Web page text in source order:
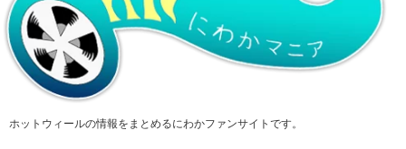
ホットウィールの情報をまとめるにわかファンサイトです。